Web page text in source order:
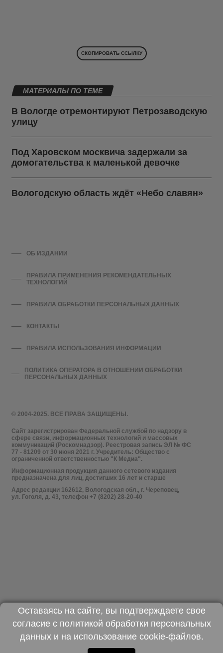
СКОПИРОВАТЬ ССЫЛКУ
МАТЕРИАЛЫ ПО ТЕМЕ
В Вологде отремонтируют Петрозаводскую
улицу
Под Харовском москвича задержали за
домогательства к маленькой девочке
Вологодскую область ждёт «Небо славян»
© 2004-2025. ВСЕ ПРАВА ЗАЩИЩЕНЫ.
Сайт зарегистрирован Федеральной службой по надзору в
сфере связи, информационных технологий и массовых
коммуникаций (Роскомнадзор). Реестровая запись ЭЛ № ФС
77 - 81209 от 30 июня 2021 г. Учредитель: Общество с
ограниченной ответственностью "К Медиа".
Информационная продукция данного сетевого издания
предназначена для лиц, достигших 16 лет и старше
Адрес редакции 162612, Вологодская обл., г. Череповец,
ул. Гоголя, д. 43, телефон +7 (8202) 28-20-40
ОБ ИЗДАНИИ
ПРАВИЛА ПРИМЕНЕНИЯ РЕКОМЕНДАТЕЛЬНЫХ
ТЕХНОЛОГИЙ
ПРАВИЛА ОБРАБОТКИ ПЕРСОНАЛЬНЫХ ДАННЫХ
КОНТАКТЫ
ПРАВИЛА ИСПОЛЬЗОВАНИЯ ИНФОРМАЦИИ
ПОЛИТИКА ОПЕРАТОРА В ОТНОШЕНИИ ОБРАБОТКИ
ПЕРСОНАЛЬНЫХ ДАННЫХ
Оставаясь на сайте, вы подтверждаете свое
согласие с политикой обработки персональных
данныхи на использование cookie-файлов.